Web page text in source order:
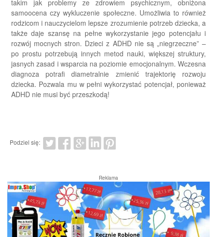
takim jak problemy ze zdrowiem psychicznym, obniżona
samoocena czy wykluczenie społeczne. Umożliwia to również
rodzicom i nauczycielom lepsze zrozumienie potrzeb dziecka, a
także daje szansę na pełne wykorzystanie jego potencjału i
rozwój mocnych stron. Dzieci z ADHD nie są „niegrzeczne” –
po prostu potrzebują innych metod nauki, większej struktury,
jasnych zasad i wsparcia na poziomie emocjonalnym. Wczesna
diagnoza potrafi diametralnie zmienić trajektorię rozwoju
dziecka. Pozwala mu w pełni wykorzystać potencjał, ponieważ
ADHD nie musi być przeszkodą!
Podziel się:
Reklama